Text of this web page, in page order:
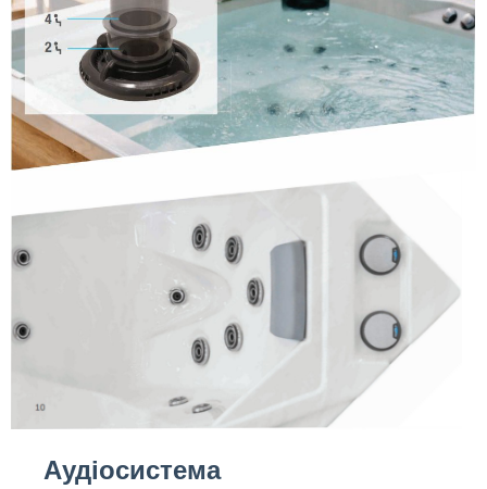
Аудіосистема